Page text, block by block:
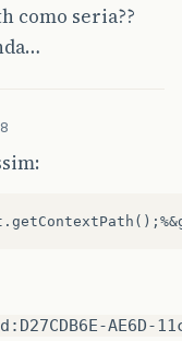
como seria??
AE6D-